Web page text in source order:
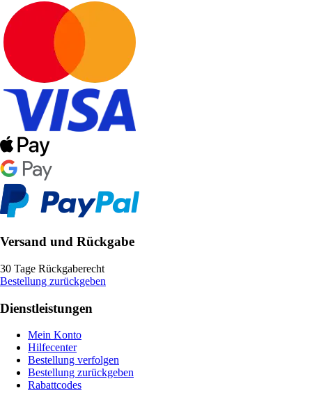
Versand und Rückgabe
30 Tage Rückgaberecht
Bestellung zurückgeben
Dienstleistungen
Mein Konto
Hilfecenter
Bestellung verfolgen
Bestellung zurückgeben
Rabattcodes